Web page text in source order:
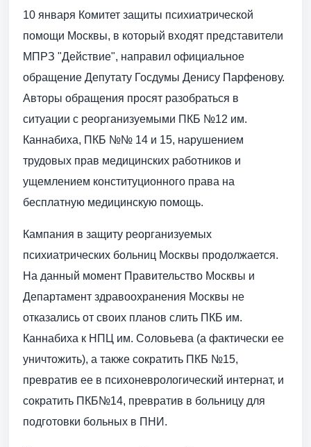
10 января Комитет защиты психиатрической
помощи Москвы, в который входят представители
МПРЗ "Действие", направил официальное
обращение Депутату Госдумы Денису Парфенову.
Авторы обращения просят разобраться в
ситуации с реорганизуемыми ПКБ №12 им.
Каннабиха, ПКБ №№ 14 и 15, нарушением
трудовых прав медицинских работников и
ущемлением конституционного права на
бесплатную медицинскую помощь.
Кампания в защиту реорганизуемых
психиатрических больниц Москвы продолжается.
На данный момент Правительство Москвы и
Департамент здравоохранения Москвы не
отказались от своих планов слить ПКБ им.
Каннабиха к НПЦ им. Соловьева (а фактически ее
уничтожить), а также сократить ПКБ №15,
превратив ее в психоневрологический интернат, и
сократить ПКБ№14, превратив в больницу для
подготовки больных в ПНИ.